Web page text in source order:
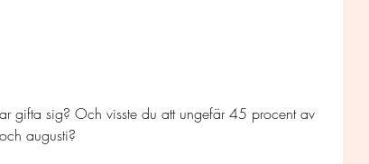
gifta sig? Och visste du att ungefär 45 procent av
augusti?